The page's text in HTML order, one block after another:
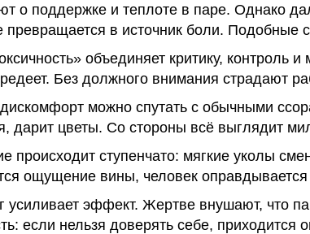
о поддержке и теплоте в паре. Однако
превращается в источник боли. Подобные
объединяет критику, контроль
Без должного внимания страдают
можно спутать с обычными
дарит цветы. Со стороны всё выглядит
происходит ступенчато: мягкие уколы
ощущение вины, человек оправдывается
усиливает эффект. Жертве внушают, что
если нельзя доверять себе, приходится